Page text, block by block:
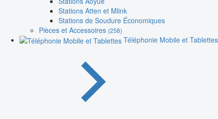
Stations Atten et Mlink
Stations de Soudure Économiques
Pièces et Accessoires (258)
Téléphonie Mobile et Tablettes